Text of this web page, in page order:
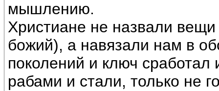
мышлению.
Христиане не назвали
божий), а навязали нам в
поколений и ключ сработал
рабами и стали, только не